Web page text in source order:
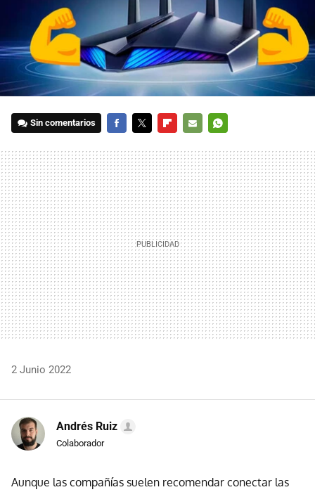
Sin comentarios
MAIL
2 Junio 2022
Andrés Ruiz
Colaborador
Aunque las compañías suelen recomendar conectar las